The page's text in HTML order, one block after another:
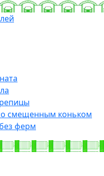
смещенным коньком
ферм